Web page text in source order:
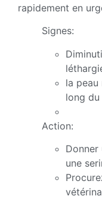
rapidement en
Signes:
la peau
long
Action:
une